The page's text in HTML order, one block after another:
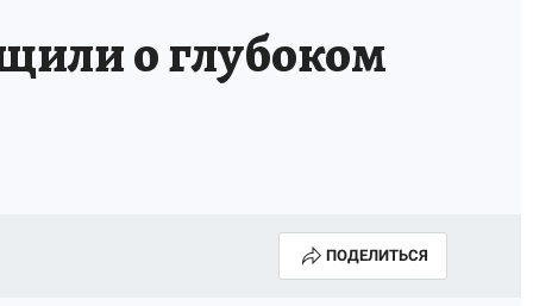
о глубоком
ПОДЕЛИТЬСЯ